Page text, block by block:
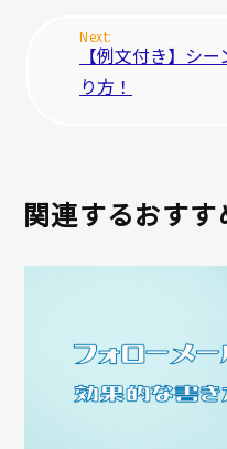
【例文付き】シ
り方！
関連するおすす